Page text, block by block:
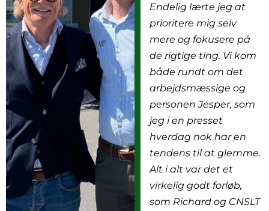
Endelig lærte jeg at
prioritere mig selv
mere og fokusere på
de rigtige ting. Vi kom
både rundt om det
arbejdsmæssige og
personen Jesper, som
jeg i en presset
hverdag nok har en
tendens til at glemme.
Alt i alt var det et
virkelig godt forløb,
som Richard og CNSLT